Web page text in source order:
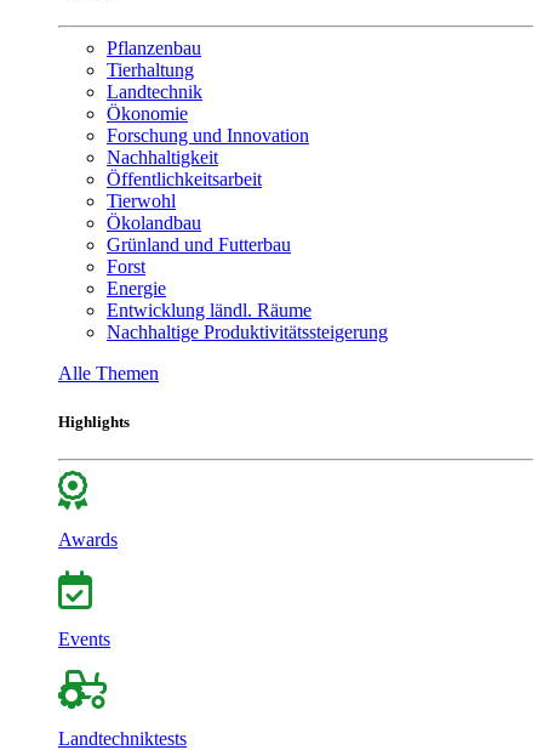
Pflanzenbau
Tierhaltung
Landtechnik
Ökonomie
Forschung und Innovation
Nachhaltigkeit
Öffentlichkeitsarbeit
Tierwohl
Ökolandbau
Grünland und Futterbau
Forst
Energie
Entwicklung ländl. Räume
Nachhaltige Produktivitätssteigerung
Alle Themen
Highlights
Awards
Events
Landtechniktests